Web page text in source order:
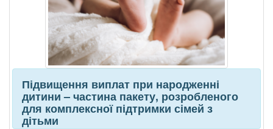
Підвищення виплат при народженні
дитини – частина пакету, розробленого
для комплексної підтримки сімей з
дітьми